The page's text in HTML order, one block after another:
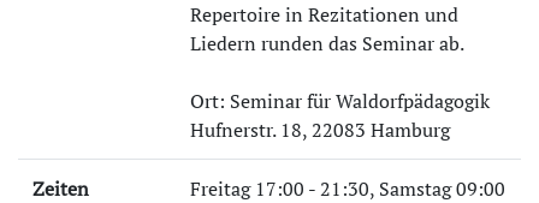
Repertoire in Rezitationen und
Liedern runden das Seminar ab.
Ort: Seminar für Waldorfpädagogik
Hufnerstr. 18, 22083 Hamburg
Zeiten
Freitag 17:00 - 21:30, Samstag 09:00